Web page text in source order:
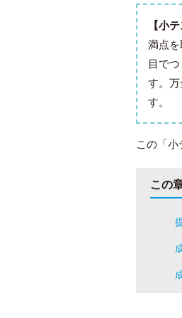
【小
満点
目で
す。
す。
この「小
この